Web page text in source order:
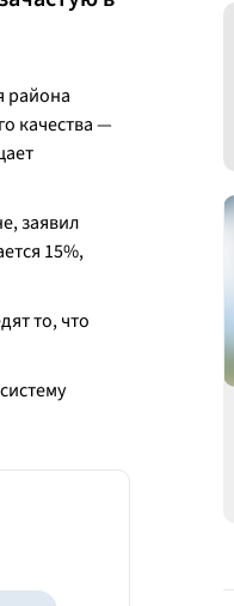
района
качества —
заявил
15%,
то, что